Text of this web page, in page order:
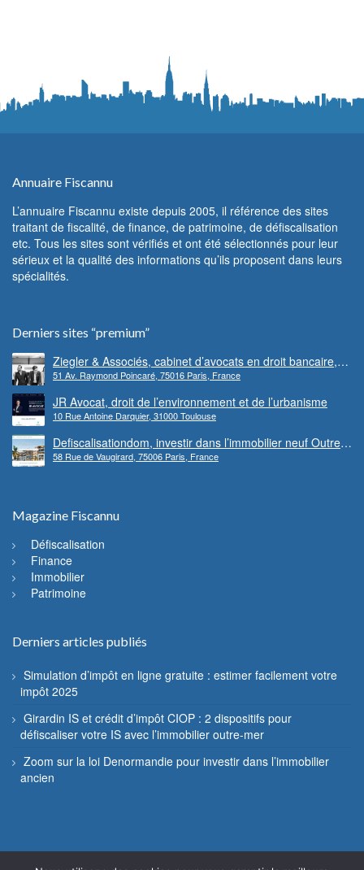
Annuaire Fiscannu
L’annuaire Fiscannu existe depuis 2005, il référence des sites
traitant de fiscalité, de finance, de patrimoine, de défiscalisation
etc. Tous les sites sont vérifiés et ont été sélectionnés pour leur
sérieux et la qualité des informations qu’ils proposent dans leurs
spécialités.
Derniers sites “premium”
Ziegler & Associés, cabinet d’avocats en droit bancaire,
cryptomonnaie et escroqueries financières
51 Av. Raymond Poincaré, 75016 Paris, France
JR Avocat, droit de l’environnement et de l’urbanisme
10 Rue Antoine Darquier, 31000 Toulouse
Defiscalisationdom, investir dans l’immobilier neuf Outre-
mer
58 Rue de Vaugirard, 75006 Paris, France
Magazine Fiscannu
Défiscalisation
Finance
Immobilier
Patrimoine
Derniers articles publiés
Simulation d’impôt en ligne gratuite : estimer facilement votre
impôt 2025
Girardin IS et crédit d’impôt CIOP : 2 dispositifs pour
défiscaliser votre IS avec l’immobilier outre-mer
Zoom sur la loi Denormandie pour investir dans l’immobilier
ancien